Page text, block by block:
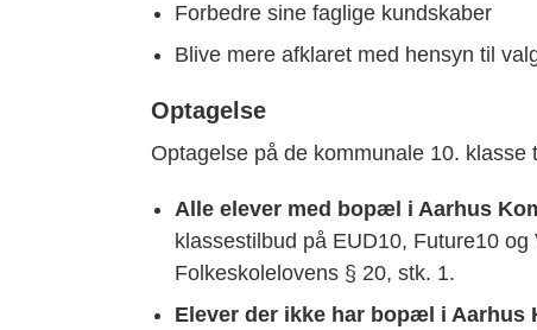
Forbedre sine faglige kundskaber
Blive mere afklaret med hensyn til
Optagelse
Optagelse på de kommunale 10. klasse
Alle elever med bopæl i Aarhus
klassestilbud på EUD10, Future10
Folkeskolelovens § 20, stk. 1.
Elever der ikke har bopæl i Aarhus